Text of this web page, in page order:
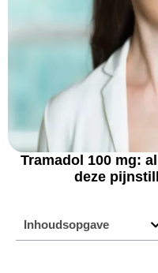
Tramadol 100 mg:
deze
Inhoudsopgave